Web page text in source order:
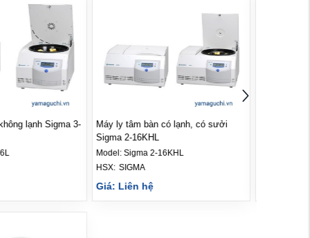
lạnh, có sưởi
Máy ly tâm bàn có lạnh Sigma 2-
16KL
Model:Sigma 2-16KL
SIGMA
Giá: Liên hệ